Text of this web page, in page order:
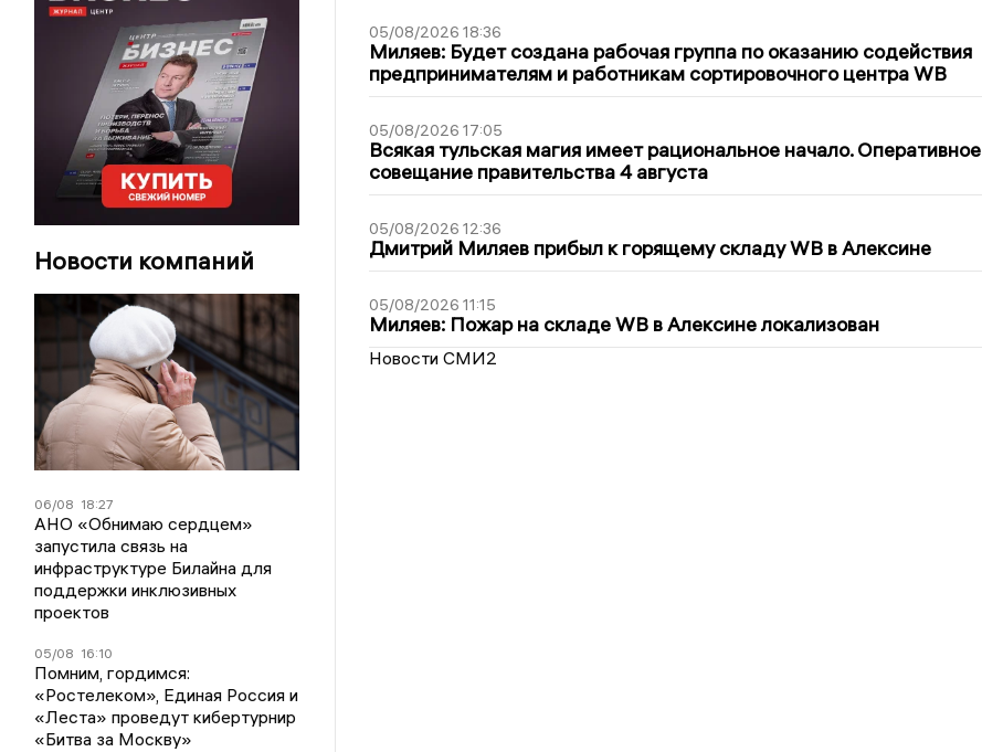
Новости компаний
06/08 18:27
АНО «Обнимаю сердцем»
запустила связь на
инфраструктуре Билайна для
поддержки инклюзивных
проектов
05/08 16:10
Помним, гордимся:
«Ростелеком», Единая Россия и
«Леста» проведут кибертурнир
«Битва за Москву»
05/08/2026 18:36
Миляев: Будет создана рабочая группа по оказанию содействия
предпринимателям и работникам сортировочного центра WB
05/08/2026 17:05
Всякая тульская магия имеет рациональное начало. Оперативное
совещание правительства 4 августа
05/08/2026 12:36
Дмитрий Миляев прибыл к горящему складу WB в Алексине
05/08/2026 11:15
Миляев: Пожар на складе WB в Алексине локализован
Новости СМИ2